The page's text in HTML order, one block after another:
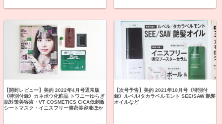
【開封レビュー】美的 2022年4月号通常版
《特別付録》カネボウ化粧品 トワニーゆらぎ
肌対策美容液・VT COSMETICS CICA低刺激
シートマスク・イニスフリー濃密美容液ほか
【次号予告】美的 2021年10月号《特別付
録》ルベル/タカラベルモント SEE/SAW 艶髪
オイルなど